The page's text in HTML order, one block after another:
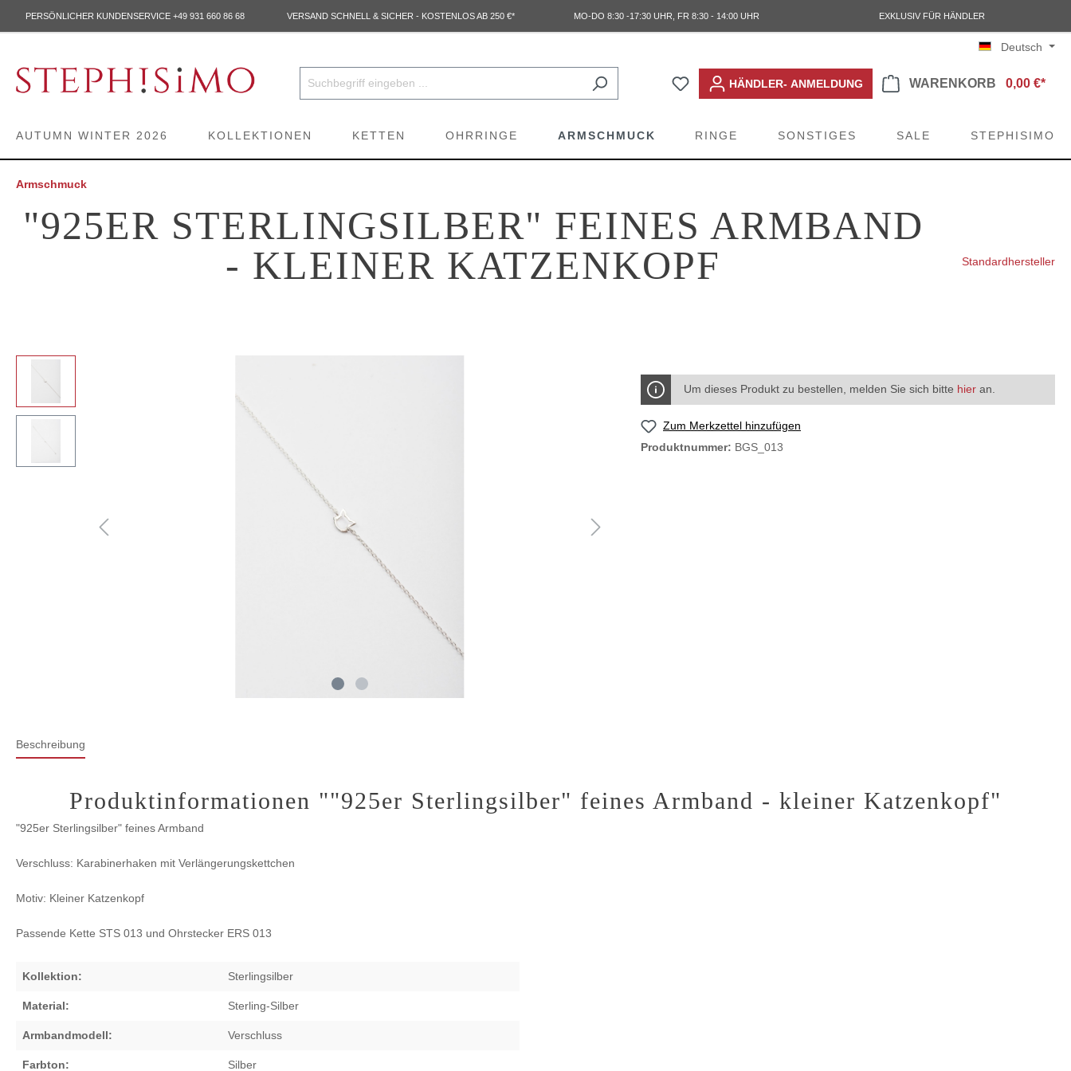
PERSÖNLICHER KUNDENSERVICE +49 931 660 86 68 VERSAND SCHNELL & SICHER - KOSTENLOS AB 250 €* MO-DO 8:30 -17:30 UHR, FR 8:30 - 14:00 UHR EXKLUSIV FÜR HÄNDLER
Deutsch
HÄNDLER- ANMELDUNG WARENKORB 0,00 €*
AUTUMN WINTER 2026 KOLLEKTIONEN KETTEN OHRRINGE ARMSCHMUCK RINGE SONSTIGES SALE STEPHISIMO
Armschmuck
"925ER STERLINGSILBER" FEINES ARMBAND
- KLEINER KATZENKOPF
Standardhersteller
Um dieses Produkt zu bestellen, melden Sie sich bitte hier an.
Zum Merkzettel hinzufügen
Produktnummer: BGS_013
Beschreibung
Produktinformationen ""925er Sterlingsilber" feines Armband - kleiner Katzenkopf"
"925er Sterlingsilber" feines Armband
Verschluss: Karabinerhaken mit Verlängerungskettchen
Motiv: Kleiner Katzenkopf
Passende Kette STS 013 und Ohrstecker ERS 013
Kollektion: Sterlingsilber
Material: Sterling-Silber
Armbandmodell: Verschluss
Farbton: Silber